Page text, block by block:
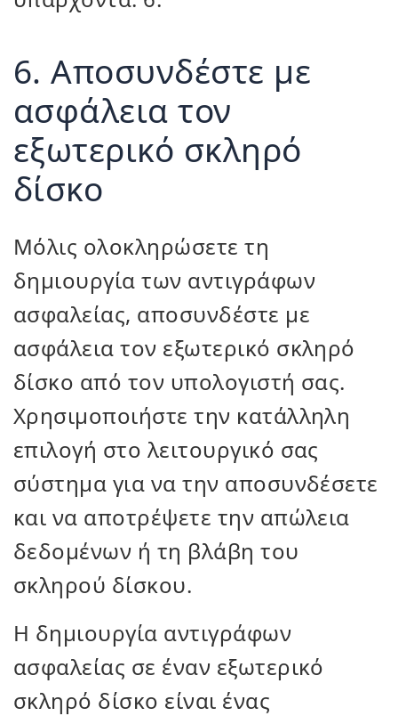
6. Αποσυνδέστε με
ασφάλεια τον
εξωτερικό σκληρό
δίσκο
Μόλις ολοκληρώσετε τη
δημιουργία των αντιγράφων
ασφαλείας, αποσυνδέστε με
ασφάλεια τον εξωτερικό σκληρό
δίσκο από τον υπολογιστή σας.
Χρησιμοποιήστε την κατάλληλη
επιλογή στο λειτουργικό σας
σύστημα για να την αποσυνδέσετε
και να αποτρέψετε την απώλεια
δεδομένων ή τη βλάβη του
σκληρού δίσκου.
Η δημιουργία αντιγράφων
ασφαλείας σε έναν εξωτερικό
σκληρό δίσκο είναι ένας